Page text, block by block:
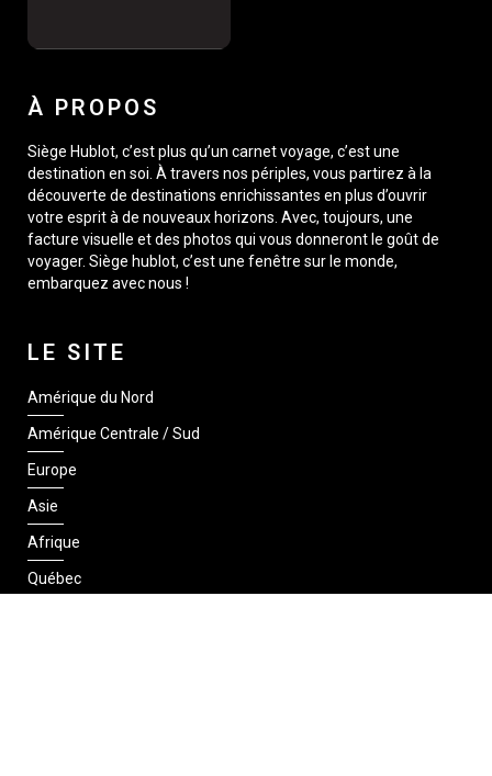
À PROPOS
Siège Hublot, c’est plus qu’un carnet voyage, c’est une
destination en soi. À travers nos périples, vous partirez à la
découverte de destinations enrichissantes en plus d’ouvrir
votre esprit à de nouveaux horizons. Avec, toujours, une
facture visuelle et des photos qui vous donneront le goût de
voyager. Siège hublot, c’est une fenêtre sur le monde,
embarquez avec nous !
LE SITE
Amérique du Nord
Amérique Centrale / Sud
Europe
Asie
Afrique
Québec